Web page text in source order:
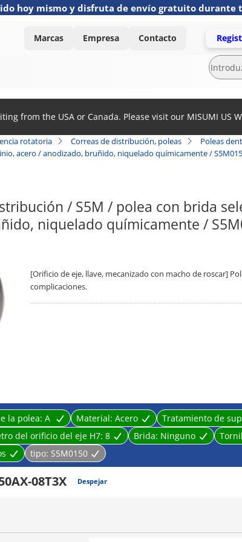
hoy mismo y disfruta de envío gratuito durante
Marcas Empresa Contacto
from the USA or Canada. Please visit our MISUMI US
rotatoria Correas de distribución, poleas
Poleas
acero / anodizado, bruñido, niquelado químicamente /
/ S5M / polea con brida
niquelado químicamente /
[Orificio de eje, llave, mecanizado con macho de roscar]
complicaciones.
la polea: A Material: Acero Tratamiento de
del orificio del eje H7: 8 Brida: Ninguno
tipo: S5M0150
08T3X Despejar